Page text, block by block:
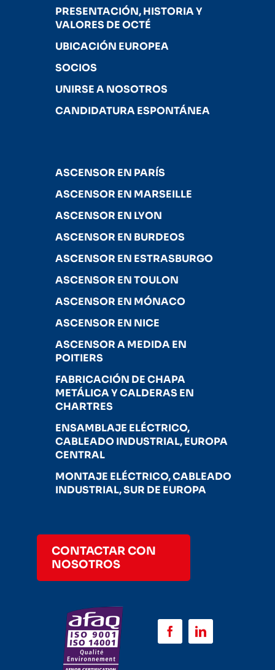
PRESENTACIÓN, HISTORIA Y
VALORES DE OCTÉ
UBICACIÓN EUROPEA
SOCIOS
UNIRSE A NOSOTROS
CANDIDATURA ESPONTÁNEA
ASCENSOR EN PARÍS
ASCENSOR EN MARSEILLE
ASCENSOR EN LYON
ASCENSOR EN BURDEOS
ASCENSOR EN ESTRASBURGO
ASCENSOR EN TOULON
ASCENSOR EN MÓNACO
ASCENSOR EN NICE
ASCENSOR A MEDIDA EN
POITIERS
FABRICACIÓN DE CHAPA
METÁLICA Y CALDERAS EN
CHARTRES
ENSAMBLAJE ELÉCTRICO,
CABLEADO INDUSTRIAL, EUROPA
CENTRAL
MONTAJE ELÉCTRICO, CABLEADO
INDUSTRIAL, SUR DE EUROPA
CONTACTAR CON
NOSOTROS